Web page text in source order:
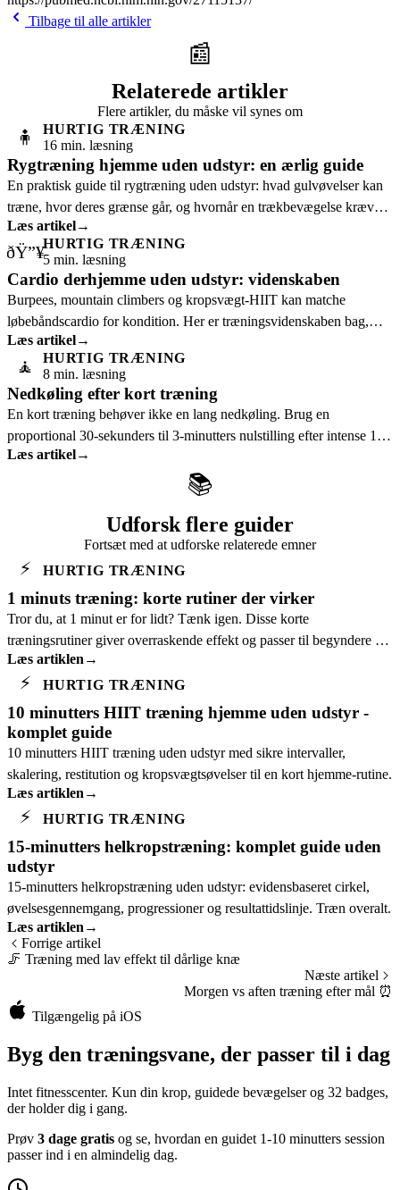
Tilbage til alle artikler
📰
Relaterede artikler
Flere artikler, du måske vil synes om
🧍
HURTIG TRÆNING
16 min. læsning
Rygtræning hjemme uden udstyr: en ærlig guide
En praktisk guide til rygtræning uden udstyr: hvad gulvøvelser kan
træne, hvor deres grænse går, og hvornår en trækbevægelse kræver
mere modstand.
Læs artikel→
ðŸ”¥HURTIG TRÆNING
5 min. læsning
Cardio derhjemme uden udstyr: videnskaben
Burpees, mountain climbers og kropsvægt-HIIT kan matche
løbebåndscardio for kondition. Her er træningsvidenskaben bag,
kort forklaret.
Læs artikel→
🧘
HURTIG TRÆNING
8 min. læsning
Nedkøling efter kort træning
En kort træning behøver ikke en lang nedkøling. Brug en
proportional 30-sekunders til 3-minutters nulstilling efter intense 1-
10 minutters sessioner.
Læs artikel→
📚
Udforsk flere guider
Fortsæt med at udforske relaterede emner
⚡ HURTIG TRÆNING
1 minuts træning: korte rutiner der virker
Tror du, at 1 minut er for lidt? Tænk igen. Disse korte
træningsrutiner giver overraskende effekt og passer til begyndere og
travle dage.
Læs artiklen →
⚡ HURTIG TRÆNING
10 minutters HIIT træning hjemme uden udstyr -
komplet guide
10 minutters HIIT træning uden udstyr med sikre intervaller,
skalering, restitution og kropsvægtsøvelser til en kort hjemme-rutine.
Læs artiklen →
⚡ HURTIG TRÆNING
15-minutters helkropstræning: komplet guide uden
udstyr
15-minutters helkropstræning uden udstyr: evidensbaseret cirkel,
øvelsesgennemgang, progressioner og resultattidslinje. Træn overalt.
Læs artiklen →
Forrige artikel
🦵 Træning med lav effekt til dårlige knæ
Næste artikel
Morgen vs aften træning efter mål ⏰
Tilgængelig på iOS
Byg den træningsvane, der passer til i dag
Intet fitnesscenter. Kun din krop, guidede bevægelser og 32 badges,
der holder dig i gang.
Prøv 3 dage gratis og se, hvordan en guidet 1-10 minutters session
passer ind i en almindelig dag.